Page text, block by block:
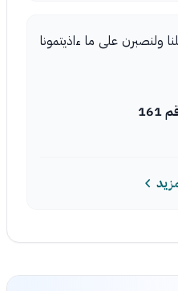
ولنصبرن على ما ءاذيتمونا